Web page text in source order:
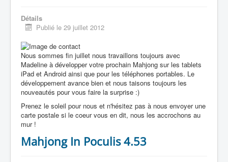
Détails
Publié le 29 juillet 2012
Nous sommes fin juillet nous travaillons toujours avec
Madeline à développer votre prochain Mahjong sur les tablets
iPad et Android ainsi que pour les téléphones portables. Le
développement avance bien et nous taisons toujours les
nouveautés pour vous faire la surprise :)
Prenez le soleil pour nous et n'hésitez pas à nous envoyer une
carte postale si le coeur vous en dit, nous les accrochons au
mur !
Mahjong In Poculis 4.53